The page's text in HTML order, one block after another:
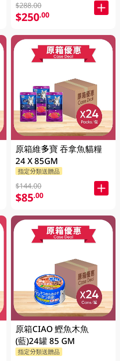
$288.00
$250.00
原箱維多寶 吞拿魚貓糧
24 X 85GM
指定分類送贈品
$144.00
$85.00
原箱CIAO 鰹魚木魚
(藍)24罐 85 GM
指定分類送贈品